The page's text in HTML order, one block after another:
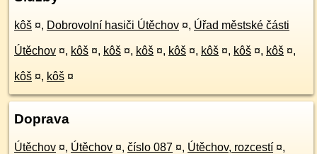
kôš ¤, Dobrovolní hasiči Útěchov ¤, Úřad městské části
Útěchov ¤, kôš ¤, kôš ¤, kôš ¤, kôš ¤, kôš ¤, kôš ¤, kôš ¤,
kôš ¤, kôš ¤
Doprava
Útěchov ¤, Útěchov ¤, číslo 087 ¤, Útěchov, rozcestí ¤,